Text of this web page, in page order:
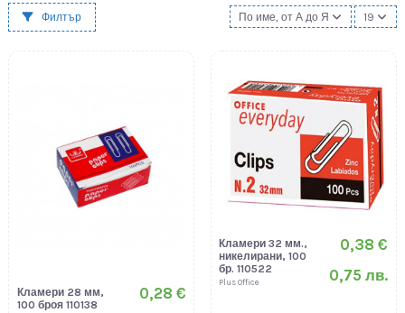
Филтър По име, от А до Я 19
Кламери 28 мм,
100 броя 110138
0,28 €
Кламери 32 мм.,
никелирани, 100
бр. 110522
Plus Office
0,38 €
0,75 лв.